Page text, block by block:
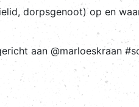
dorpsgenoot) op en
aan @marloeskraan